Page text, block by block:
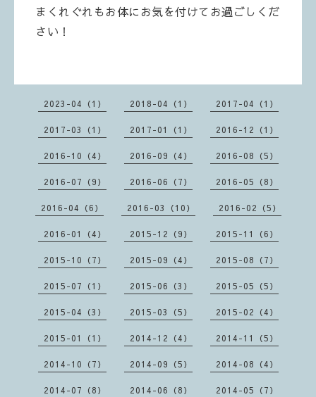
まくれぐれもお体にお気を付けてお過ごしくだ
さい！
2023-04（1） 2018-04（1） 2017-04（1）
2017-03（1） 2017-01（1） 2016-12（1）
2016-10（4） 2016-09（4） 2016-08（5）
2016-07（9） 2016-06（7） 2016-05（8）
2016-04（6） 2016-03（10） 2016-02（5）
2016-01（4） 2015-12（9） 2015-11（6）
2015-10（7） 2015-09（4） 2015-08（7）
2015-07（1） 2015-06（3） 2015-05（5）
2015-04（3） 2015-03（5） 2015-02（4）
2015-01（1） 2014-12（4） 2014-11（5）
2014-10（7） 2014-09（5） 2014-08（4）
2014-07（8） 2014-06（8） 2014-05（7）